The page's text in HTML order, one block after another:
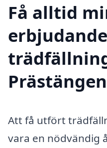
Få alltid
Prästängen
Att få utfört
vara en nödvändig